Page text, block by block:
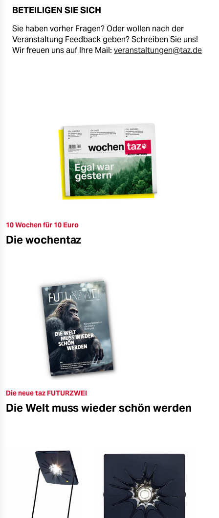
BETEILIGEN SIE SICH
Sie haben vorher Fragen? Oder wollen nach der
Veranstaltung Feedback geben? Schreiben Sie uns!
Wir freuen uns auf Ihre Mail: veranstaltungen@taz.de
10 Wochen für 10 Euro
Die wochentaz
Die neue taz FUTURZWEI
Die Welt muss wieder schön werden